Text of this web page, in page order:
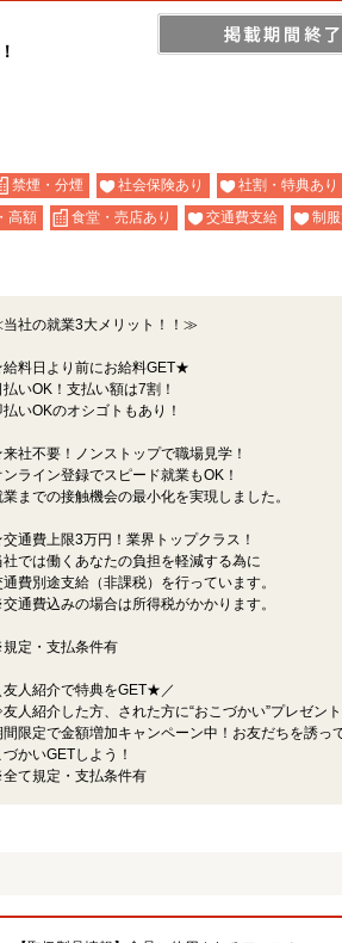
禁煙・分煙 社会保険あり
社割・特典あり
高額 食堂・売店あり 交通費支給
制
社の就業3大メリット！！≫
料日より前にお給料GET★
払いOK！支払い額は7割！
払いOKのオシゴトもあり！
社不要！ノンストップで職場見学！
ンライン登録でスピード就業もOK！
業までの接触機会の最小化を実現しました。
通費上限3万円！業界トップクラス！
社では働くあなたの負担を軽減する為に
通費別途支給（非課税）を行っています。
通費込みの場合は所得税がかかります。
定・支払条件有
友人紹介で特典をGET★／
人紹介した方、された方に“おこづかい”プレゼン
間限定で金額増加キャンペーン中！お友だちを誘っ
づかいGETしよう！
て規定・支払条件有